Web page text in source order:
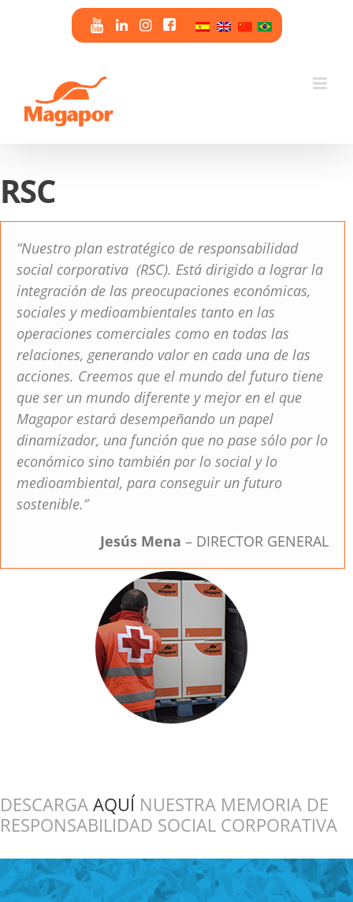
RSC
“Nuestro plan estratégico de responsabilidad
social corporativa (RSC). Está dirigido a lograr la
integración de las preocupaciones económicas,
sociales y medioambientales tanto en las
operaciones comerciales como en todas las
relaciones, generando valor en cada una de las
acciones. Creemos que el mundo del futuro tiene
que ser un mundo diferente y mejor en el que
Magapor estará desempeñando un papel
dinamizador, una función que no pase sólo por lo
económico sino también por lo social y lo
medioambiental, para conseguir un futuro
sostenible.”
Jesús Mena – DIRECTOR GENERAL
DESCARGA AQUÍ NUESTRA MEMORIA DE
RESPONSABILIDAD SOCIAL CORPORATIVA